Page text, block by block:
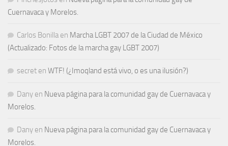
Cuernavaca y Morelos.
Carlos Bonilla en Marcha LGBT 2007 de la Ciudad de México
(Actualizado: Fotos de la marcha gay LGBT 2007)
secret en WTF! (¿Imoqland está vivo, o es una ilusión?)
Dany en Nueva página para la comunidad gay de Cuernavaca y
Morelos.
Dany en Nueva página para la comunidad gay de Cuernavaca y
Morelos.